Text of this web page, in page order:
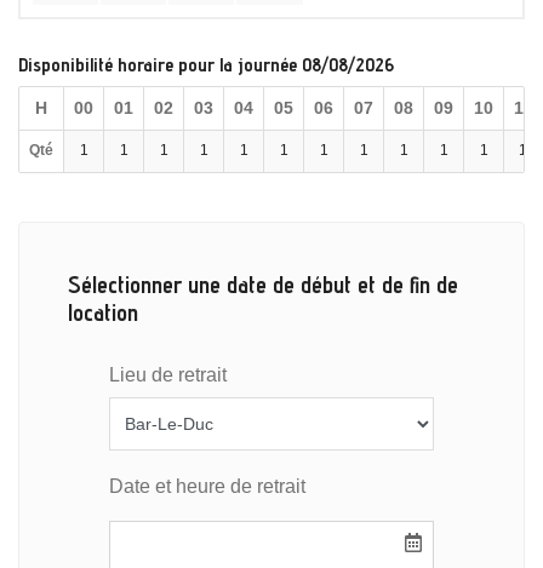
Disponibilité horaire pour la journée 08/08/2026
H 00 01 02 03 04 05 06 07 08 09 10 11
Qté 1 1 1 1 1 1 1 1 1 1 1 1
Sélectionner une date de début et de fin de
location
Lieu de retrait
Date et heure de retrait